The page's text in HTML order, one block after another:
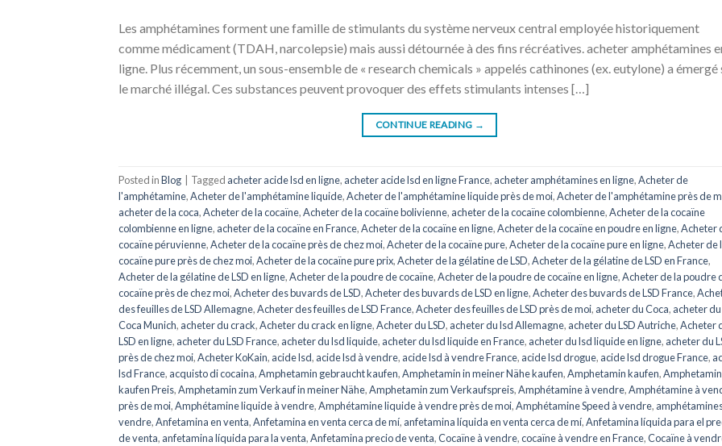
Les amphétamines forment une famille de stimulants du système nerveux central employée historiquement
comme médicament (TDAH, narcolepsie) mais aussi détournée à des fins récréatives. acheter amphétamines
ligne. Plus récemment, un sous-ensemble de « research chemicals » appelés cathinones (ex. eutylone) a émergé
le marché illégal. Ces substances peuvent provoquer des effets stimulants intenses […]
CONTINUE READING →
Posted inBlog Tagged acheter acide lsd en ligne, acheter acide lsd en ligne France, acheter amphétamines en ligne,Acheter de
l'amphétamine,Acheter de l'amphétamine liquide,Acheter de l'amphétamine liquide près de moi,Acheter de l'amphétamine près de
acheter de la coca,Acheter de la cocaïne,Acheter de la cocaïne bolivienne, acheter de la cocaïne colombienne,Acheter de la cocaïne
colombienne en ligne, acheter de la cocaïne en France,Acheter de la cocaïne en ligne,Acheter de la cocaïne en poudre en ligne,Acheter
cocaïne péruvienne,Acheter de la cocaïne près de chez moi,Acheter de la cocaïne pure,Acheter de la cocaïne pure en ligne,Acheter de
cocaïne pure près de chez moi,Acheter de la cocaïne pure prix,Acheter de la gélatine de LSD,Acheter de la gélatine de LSD en France,
Acheter de la gélatine de LSD en ligne,Acheter de la poudre de cocaïne,Acheter de la poudre de cocaïne en ligne,Acheter de la poudre
cocaïne près de chez moi,Acheter des buvards de LSD,Acheter des buvards de LSD en ligne,Acheter des buvards de LSD France,
des feuilles de LSD Allemagne,Acheter des feuilles de LSD France,Acheter des feuilles de LSD près de moi, acheter du Coca, acheter du
Coca Munich, acheter du crack,Acheter du crack en ligne,Acheter du LSD, acheter du lsd Allemagne, acheter du LSD Autriche,Acheter
LSD en ligne, acheter du LSD France, acheter du lsd liquide, acheter du lsd liquide en France, acheter du lsd liquide en ligne, acheter du
près de chez moi,Acheter KoKain, acide lsd, acide lsd à vendre, acide lsd à vendre France, acide lsd drogue, acide lsd drogue France,
lsd France, acquisto di cocaina,Amphetamin gebraucht kaufen,Amphetamin in meiner Nähe kaufen,Amphetamin kaufen,Amphetamin
kaufen Preis,Amphetamin zum Verkauf in meiner Nähe,Amphetamin zum Verkaufspreis,Amphétamine à vendre,Amphétamine à
près de moi,Amphétamine liquide à vendre,Amphétamine liquide à vendre près de moi,Amphétamine Speed ​​​​à vendre,
vendre,Anfetamina en venta,Anfetamina en venta cerca de mí, anfetamina líquida en venta cerca de mí,Anfetamina líquida para el
de venta, anfetamina líquida para la venta,Anfetamina precio de venta,Cocaïne à vendre,cocaïne à vendre en France,Cocaïne à